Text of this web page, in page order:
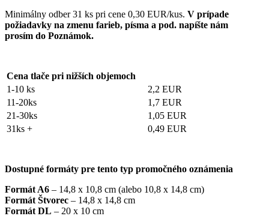
Minimálny odber 31 ks pri cene 0,30 EUR/kus. V prípade
požiadavky na zmenu farieb, písma a pod. napíšte nám
prosím do Poznámok.
Cena tlače pri nižších objemoch
1-10 ks
2,2 EUR
11-20ks
1,7 EUR
21-30ks
1,05 EUR
31ks +
0,49 EUR
Dostupné formáty pre tento typ promočného oznámenia
Formát A6 – 14,8 x 10,8 cm (alebo 10,8 x 14,8 cm)
Formát Štvorec – 14,8 x 14,8 cm
Formát DL – 20 x 10 cm